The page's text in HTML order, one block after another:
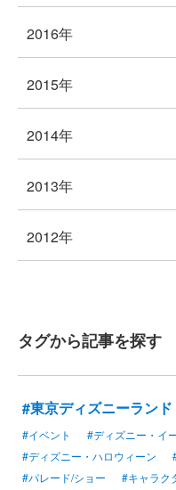
2016年
2015年
2014年
2013年
2012年
タグから記事を探す
#東京ディズニーランド
#イベント #ディズニー・イ
#ディズニー・ハロウィーン
#パレード/ショー
#キャラク